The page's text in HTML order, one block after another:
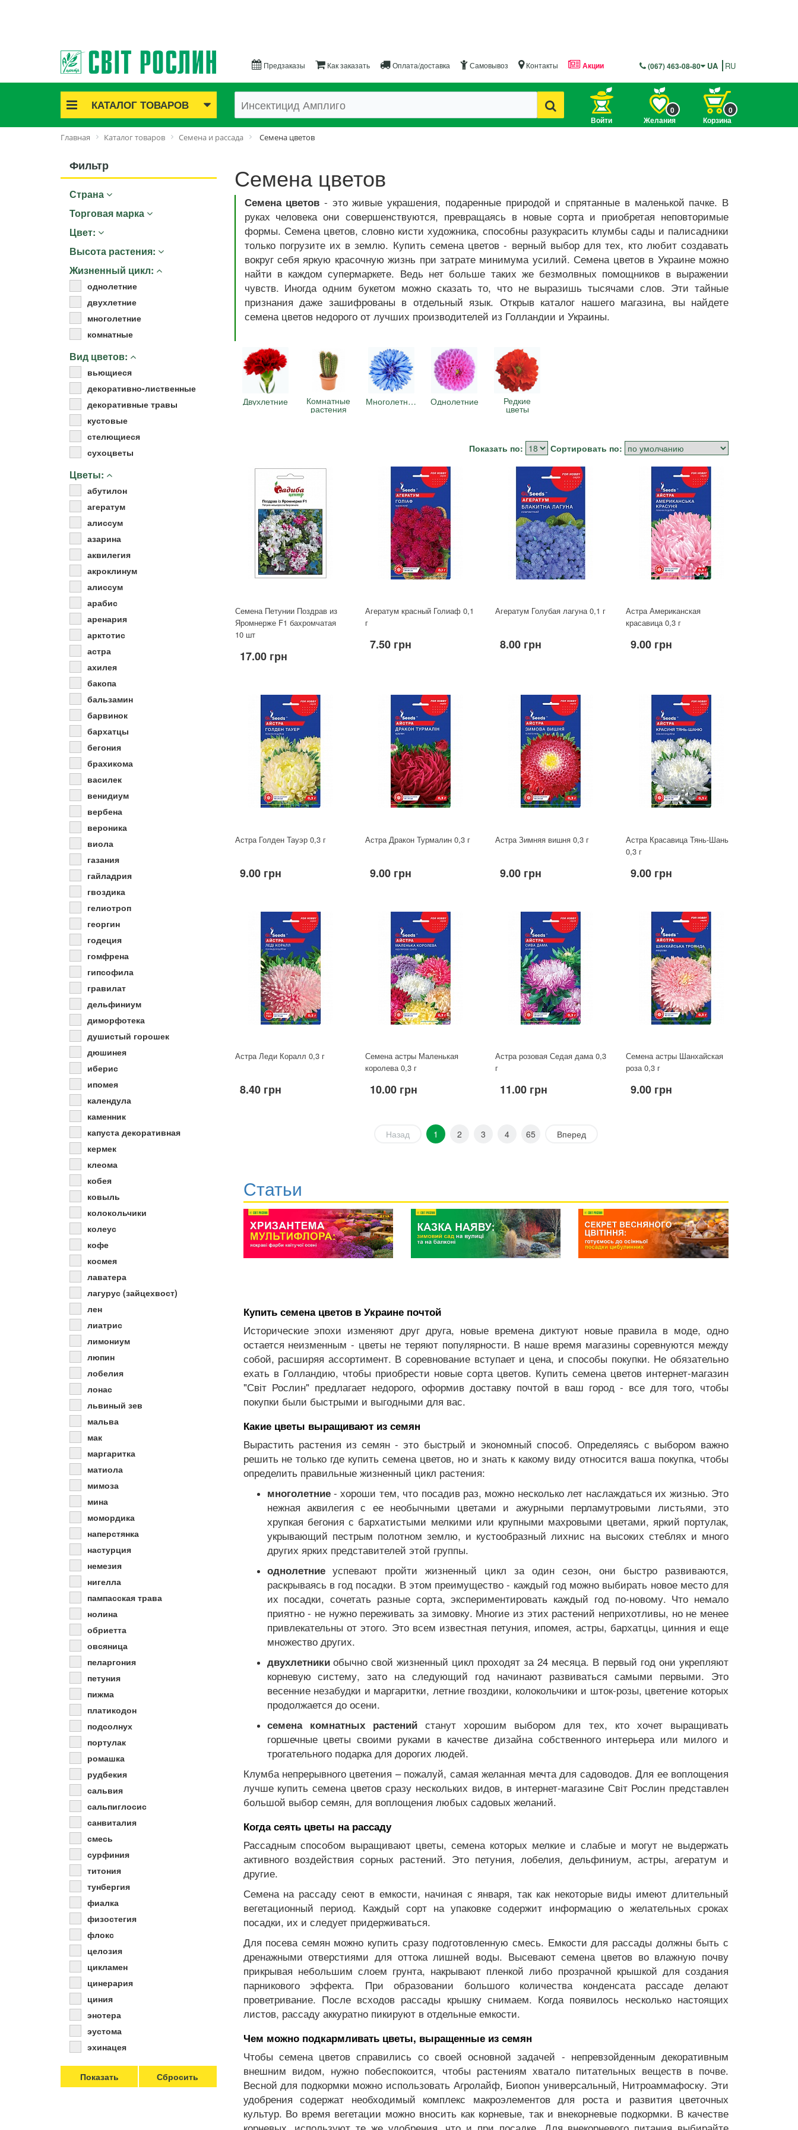
Предзаказы Как заказать Оплата/доставка Самовывоз Контакты Акции (067) 463-08-80 UA RU
КАТАЛОГ ТОВАРОВ
Акционные товары
Саженцы плодово-ягодные
Лук и чеснок
Средства защиты растений
Удобрения
Для комнатных растений
Для ландшафтного дизайна
Для полива
Инструменты и инвентарь
Виноделие
Пчеловодство
Садовые фигуры
Мицелий грибов
Товары для дома
Теплицы и укрывной материал
Луковичные и клубни
Войти Желания
0
Корзина
0
Главная Каталог товаров Семена и рассада Семена цветов
Фильтр
Страна
Торговая марка
Цвет:
Высота растения:
Жизненный цикл:
однолетние
двухлетние
многолетние
комнатные
Вид цветов:
вьющиеся
декоративно-лиственные
декоративные травы
кустовые
стелющиеся
сухоцветы
Цветы:
абутилон
агератум
алиссум
азарина
аквилегия
акроклинум
алиссум
арабис
аренария
арктотис
астра
ахилея
бакопа
бальзамин
барвинок
бархатцы
бегония
брахикома
василек
венидиум
вербена
вероника
виола
газания
гайладрия
гвоздика
гелиотроп
георгин
годеция
гомфрена
гипсофила
гравилат
дельфиниум
диморфотека
душистый горошек
дюшинея
иберис
ипомея
календула
каменник
капуста декоративная
кермек
клеома
кобея
ковыль
колокольчики
колеус
кофе
космея
лаватера
лагурус (зайцехвост)
лен
лиатрис
лимониум
люпин
лобелия
лонас
львиный зев
мальва
мак
маргаритка
матиола
мимоза
мина
момордика
наперстянка
настурция
немезия
нигелла
пампасская трава
нолина
обриетта
овсяница
пеларгония
петуния
пижма
платикодон
подсолнух
портулак
ромашка
рудбекия
сальвия
сальпиглосис
санвиталия
смесь
сурфиния
титония
тунбергия
фиалка
физостегия
флокс
целозия
цикламен
цинерария
циния
энотера
эустома
эхинацея
Семена цветов
Семена цветов - это живые украшения, подаренные природой и спрятанные в маленькой пачке. В
руках человека они совершенствуются, превращаясь в новые сорта и приобретая неповторимые
формы. Семена цветов, словно кисти художника, способны разукрасить клумбы сады и палисадники
только погрузите их в землю. Купить семена цветов - верный выбор для тех, кто любит создавать
вокруг себя яркую красочную жизнь при затрате минимума усилий. Семена цветов в Украине можно
найти в каждом супермаркете. Ведь нет больше таких же безмолвных помощников в выражении
чувств. Иногда одним букетом можно сказать то, что не выразишь тысячами слов. Эти тайные
признания даже зашифрованы в отдельный язык. Открыв каталог нашего магазина, вы найдете
семена цветов недорого от лучших производителей из Голландии и Украины.
Двухлетние Комнатные
растения
Многолетние Однолетние Редкие
цветы
Показать по: Сортировать по:
Семена Петунии Поздрав из
Яромнерже F1 бахромчатая
10 шт
17.00 грн
Агератум красный Голиаф 0,1
г
7.50 грн
Агератум Голубая лагуна 0,1 г
8.00 грн
Астра Американская
красавица 0,3 г
9.00 грн
Астра Голден Тауэр 0,3 г
9.00 грн
Астра Дракон Турмалин 0,3 г
9.00 грн
Астра Зимняя вишня 0,3 г
9.00 грн
Астра Красавица Тянь-Шань
0,3 г
9.00 грн
Астра Леди Коралл 0,3 г
8.40 грн
Семена астры Маленькая
королева 0,3 г
10.00 грн
Астра розовая Седая дама 0,3
г
11.00 грн
Семена астры Шанхайская
роза 0,3 г
9.00 грн
Назад 1 2 3 4 65 Вперед
Статьи
Купить семена цветов в Украине почтой
Исторические эпохи изменяют друг друга, новые времена диктуют новые правила в моде, одно
остается неизменным - цветы не теряют популярности. В наше время магазины соревнуются между
собой, расширяя ассортимент. В соревнование вступает и цена, и способы покупки. Не обязательно
ехать в Голландию, чтобы приобрести новые сорта цветов. Купить семена цветов интернет-магазин
"Світ Рослин" предлагает недорого, оформив доставку почтой в ваш город - все для того, чтобы
покупки были быстрыми и выгодными для вас.
Какие цветы выращивают из семян
Вырастить растения из семян - это быстрый и экономный способ. Определяясь с выбором важно
решить не только где купить семена цветов, но и знать к какому виду относится ваша покупка, чтобы
определить правильные жизненный цикл растения:
многолетние- хороши тем, что посадив раз, можно несколько лет наслаждаться их жизнью. Это
нежная аквилегия с ее необычными цветами и ажурными перламутровыми листьями, это
хрупкая бегония с бархатистыми мелкими или крупными махровыми цветами, яркий портулак,
укрывающий пестрым полотном землю, и кустообразный лихнис на высоких стеблях и много
других ярких представителей этой группы.
однолетниеуспевают пройти жизненный цикл за один сезон, они быстро развиваются,
раскрываясь в год посадки. В этом преимущество - каждый год можно выбирать новое место для
их посадки, сочетать разные сорта, экспериментировать каждый год по-новому. Что немало
приятно - не нужно переживать за зимовку. Многие из этих растений неприхотливы, но не менее
привлекательны от этого. Это всем известная петуния, ипомея, астры, бархатцы, цинния и еще
множество других.
двухлетникиобычно свой жизненный цикл проходят за 24 месяца. В первый год они укрепляют
корневую систему, зато на следующий год начинают развиваться самыми первыми. Это
весенние незабудки и маргаритки, летние гвоздики, колокольчики и шток-розы, цветение которых
продолжается до осени.
семена комнатных растенийстанут хорошим выбором для тех, кто хочет выращивать
горшечные цветы своими руками в качестве дизайна собственного интерьера или милого и
трогательного подарка для дорогих людей.
Клумба непрерывного цветения – пожалуй, самая желанная мечта для садоводов. Для ее воплощения
лучше купить семена цветов сразу нескольких видов, в интернет-магазине Світ Рослин представлен
большой выбор семян, для воплощения любых садовых желаний.
Когда сеять цветы на рассаду
Рассадным способом выращивают цветы, семена которых мелкие и слабые и могут не выдержать
активного воздействия сорных растений. Это петуния, лобелия, дельфиниум, астры, агератум и
другие.
Семена на рассаду сеют в емкости, начиная с января, так как некоторые виды имеют длительный
вегетационный период. Каждый сорт на упаковке содержит информацию о желательных сроках
посадки, их и следует придерживаться.
Для посева семян можно купить сразу подготовленную смесь. Емкости для рассады должны быть с
дренажными отверстиями для оттока лишней воды. Высевают семена цветов во влажную почву
прикрывая небольшим слоем грунта, накрывают пленкой либо прозрачной крышкой для создания
парникового эффекта. При образовании большого количества конденсата рассаде делают
проветривание. После всходов рассады крышку снимаем. Когда появилось несколько настоящих
листов, рассаду аккуратно пикируют в отдельные емкости.
Чем можно подкармливать цветы, выращенные из семян
Чтобы семена цветов справились со своей основной задачей - непревзойденным декоративным
внешним видом, нужно побеспокоится, чтобы растениям хватало питательных веществ в почве.
Весной для подкормки можно использовать Агролайф, Биопон универсальный, Нитроаммафоску. Эти
удобрения содержат необходимый комплекс макроэлементов для роста и развития цветочных
культур. Во время вегетации можно вносить как корневые, так и внекорневые подкормки. В качестве